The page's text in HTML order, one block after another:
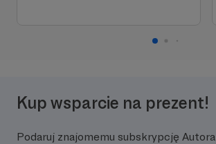
Kup wsparcie na prezent!
Podaruj znajomemu subskrypcję Autora